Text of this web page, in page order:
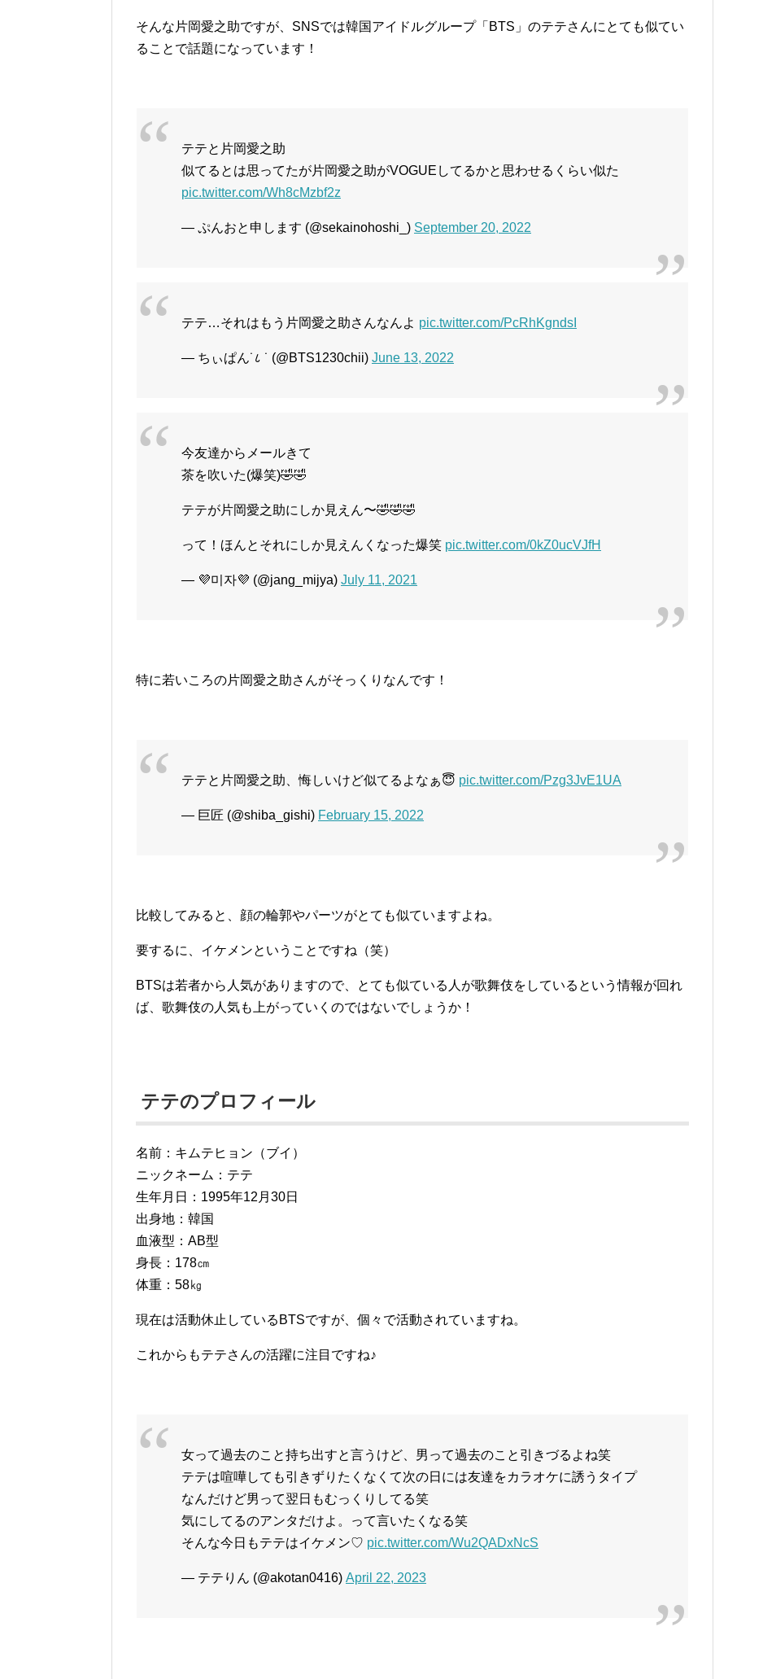
そんな片岡愛之助ですが、SNSでは韓国アイドルグループ「BTS」のテテさんにとても似てい
ることで話題になっています！
テテと片岡愛之助
似てるとは思ってたが片岡愛之助がVOGUEしてるかと思わせるくらい似た
pic.twitter.com/Wh8cMzbf2z
— ぷんおと申します (@sekainohoshi_) September 20, 2022
テテ…それはもう片岡愛之助さんなんよ pic.twitter.com/PcRhKgndsI
— ちぃぱん˙८ ˙ (@BTS1230chii) June 13, 2022
今友達からメールきて
茶を吹いた(爆笑)🤣🤣
テテが片岡愛之助にしか見えん〜🤣🤣🤣
って！ほんとそれにしか見えんくなった爆笑 pic.twitter.com/0kZ0ucVJfH
— 💜미자💜 (@jang_mijya) July 11, 2021
特に若いころの片岡愛之助さんがそっくりなんです！
テテと片岡愛之助、悔しいけど似てるよなぁ😇 pic.twitter.com/Pzg3JvE1UA
— 巨匠 (@shiba_gishi) February 15, 2022
比較してみると、顔の輪郭やパーツがとても似ていますよね。
要するに、イケメンということですね（笑）
BTSは若者から人気がありますので、とても似ている人が歌舞伎をしているという情報が回れ
ば、歌舞伎の人気も上がっていくのではないでしょうか！
テテのプロフィール
名前：キムテヒョン（ブイ）
ニックネーム：テテ
生年月日：1995年12月30日
出身地：韓国
血液型：AB型
身長：178㎝
体重：58㎏
現在は活動休止しているBTSですが、個々で活動されていますね。
これからもテテさんの活躍に注目ですね♪
女って過去のこと持ち出すと言うけど、男って過去のこと引きづるよね笑
テテは喧嘩しても引きずりたくなくて次の日には友達をカラオケに誘うタイプ
なんだけど男って翌日もむっくりしてる笑
気にしてるのアンタだけよ。って言いたくなる笑
そんな今日もテテはイケメン♡ pic.twitter.com/Wu2QADxNcS
— テテりん (@akotan0416) April 22, 2023